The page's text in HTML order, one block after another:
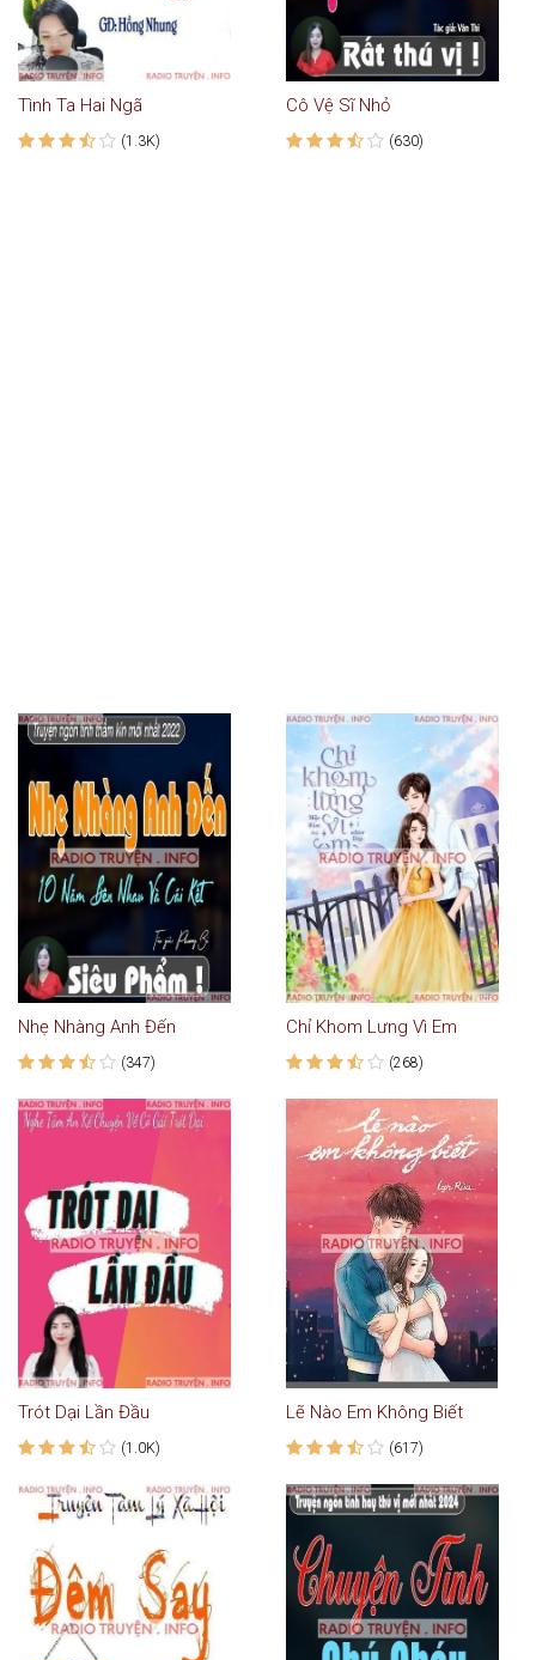
Tình Ta Hai Ngã
(1.3K)
Cô Vệ Sĩ Nhỏ
(630)
Nhẹ Nhàng Anh Đến
(347)
Chỉ Khom Lưng Vì Em
(268)
Trót Dại Lần Đầu
(1.0K)
Lẽ Nào Em Không Biết
(617)